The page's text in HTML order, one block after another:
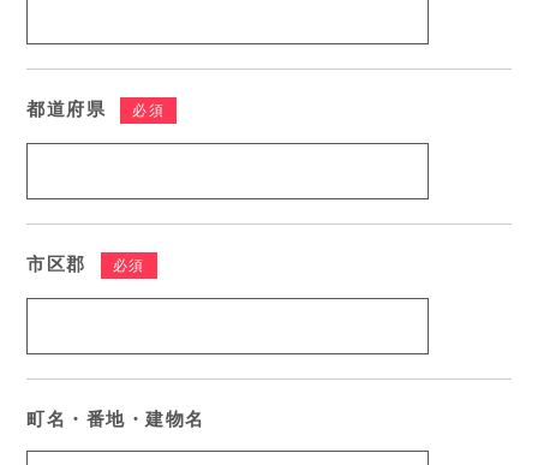
都道府県 必須
市区郡 必須
町名・番地・建物名